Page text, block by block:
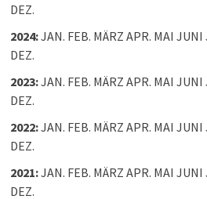
DEZ.
2024:JAN. FEB. MÄRZ APR. MAI JUNI
DEZ.
2023:JAN. FEB. MÄRZ APR. MAI JUNI
DEZ.
2022:JAN. FEB. MÄRZ APR. MAI JUNI
DEZ.
2021:JAN. FEB. MÄRZ APR. MAI JUNI
DEZ.